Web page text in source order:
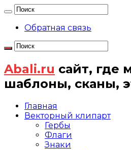
Обратная связь
Abali.ru сайт, где
шаблоны, сканы,
Главная
Векторный клипарт
Гербы
Флаги
Знаки